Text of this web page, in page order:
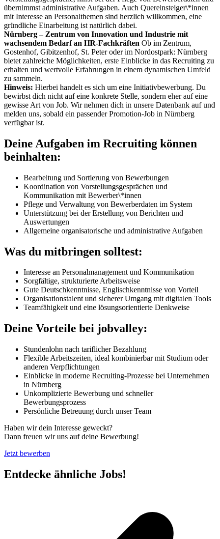
übernimmst administrative Aufgaben. Auch Quereinsteiger\*innen
mit Interesse an Personalthemen sind herzlich willkommen, eine
gründliche Einarbeitung ist natürlich dabei.
Nürnberg – Zentrum von Innovation und Industrie mit
wachsendem Bedarf an HR-Fachkräften Ob im Zentrum,
Gostenhof, Gibitzenhof, St. Peter oder im Nordostpark: Nürnberg
bietet zahlreiche Möglichkeiten, erste Einblicke in das Recruiting zu
erhalten und wertvolle Erfahrungen in einem dynamischen Umfeld
zu sammeln.
Hinweis: Hierbei handelt es sich um eine Initiativbewerbung. Du
bewirbst dich nicht auf eine konkrete Stelle, sondern eher auf eine
gewisse Art von Job. Wir nehmen dich in unsere Datenbank auf und
melden uns, sobald ein passender Promotion-Job in Nürnberg
verfügbar ist.
Deine Aufgaben im Recruiting können
beinhalten:
Bearbeitung und Sortierung von Bewerbungen
Koordination von Vorstellungsgesprächen und
Kommunikation mit Bewerber\*innen
Pflege und Verwaltung von Bewerberdaten im System
Unterstützung bei der Erstellung von Berichten und
Auswertungen
Allgemeine organisatorische und administrative Aufgaben
Was du mitbringen solltest:
Interesse an Personalmanagement und Kommunikation
Sorgfältige, strukturierte Arbeitsweise
Gute Deutschkenntnisse, Englischkenntnisse von Vorteil
Organisationstalent und sicherer Umgang mit digitalen Tools
Teamfähigkeit und eine lösungsorientierte Denkweise
Deine Vorteile bei jobvalley:
Stundenlohn nach tariflicher Bezahlung
Flexible Arbeitszeiten, ideal kombinierbar mit Studium oder
anderen Verpflichtungen
Einblicke in moderne Recruiting-Prozesse bei Unternehmen
in Nürnberg
Unkomplizierte Bewerbung und schneller
Bewerbungsprozess
Persönliche Betreuung durch unser Team
Haben wir dein Interesse geweckt?
Dann freuen wir uns auf deine Bewerbung!
Jetzt bewerben
Entdecke ähnliche Jobs!